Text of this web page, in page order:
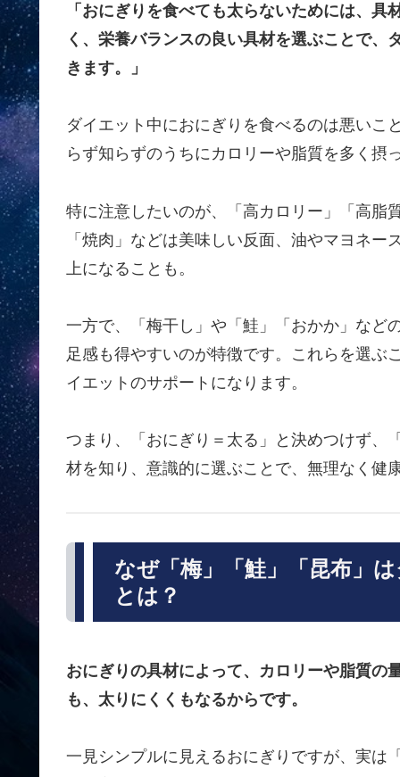
「おにぎりを食べても太らないためには、
く、栄養バランスの良い具材を選ぶことで
きます。」
ダイエット中におにぎりを食べるのは悪いこ
らず知らずのうちにカロリーや脂質を多く摂
特に注意したいのが、「高カロリー」「高脂
「焼肉」などは美味しい反面、油やマヨネ
上になることも。
一方で、「梅干し」や「鮭」「おかか」など
足感も得やすいのが特徴です。これらを選ぶ
イエットのサポートになります。
つまり、「おにぎり＝太る」と決めつけず、
材を知り、意識的に選ぶことで、無理なく健
なぜ「梅」「鮭」「昆布」
とは？
おにぎりの具材によって、カロリーや脂質の
も、太りにくくもなるからです。
一見シンプルに見えるおにぎりですが、実は